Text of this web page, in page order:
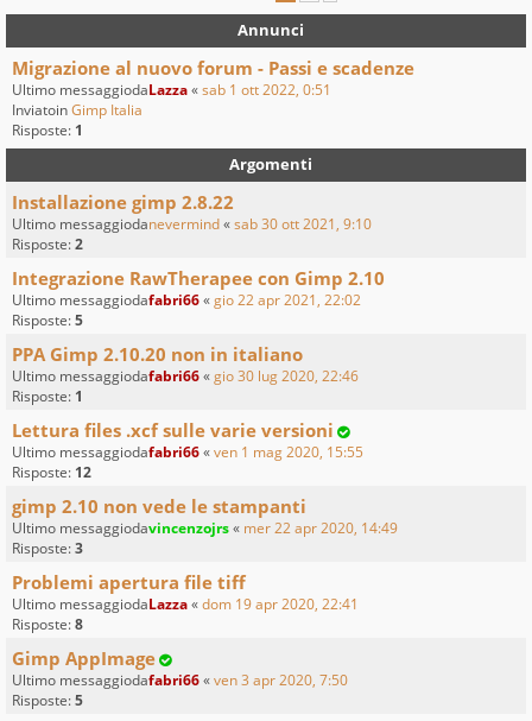
Annunci
Migrazione al nuovo forum - Passi e scadenze
Ultimo messaggiodaLazza«sab 1 ott 2022, 0:51
InviatoinGimp Italia
Risposte: 1
Argomenti
Installazione gimp 2.8.22
Ultimo messaggiodanevermind«sab 30 ott 2021, 9:10
Risposte:2
Integrazione RawTherapee con Gimp 2.10
Ultimo messaggiodafabri66«gio 22 apr 2021, 22:02
Risposte:5
PPA Gimp 2.10.20 non in italiano
Ultimo messaggiodafabri66«gio 30 lug 2020, 22:46
Risposte: 1
Lettura files .xcf sulle varie versioni
Ultimo messaggiodafabri66«ven 1 mag 2020, 15:55
Risposte: 12
gimp 2.10 non vede le stampanti
Ultimo messaggiodavincenzojrs« mer 22 apr 2020, 14:49
Risposte:3
Problemi apertura file tiff
Ultimo messaggiodaLazza«dom 19 apr 2020, 22:41
Risposte:8
Gimp AppImage
Ultimo messaggiodafabri66«ven 3 apr 2020, 7:50
Risposte:5